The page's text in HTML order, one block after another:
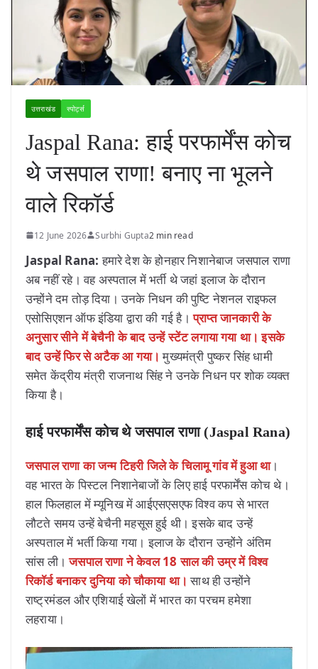
उत्तराखंड स्पोर्ट्स
Jaspal Rana: हाई परफार्मेंस कोच
थे जसपाल राणा! बनाए ना भूलने
वाले रिकॉर्ड
12 June 2026 Surbhi Gupta2 min read
Jaspal Rana:हमारे देश के होनहार निशानेबाज जसपाल राणा
अब नहीं रहे। वह अस्पताल में भर्ती थे जहां इलाज के दौरान
उन्होंने दम तोड़ दिया। उनके निधन की पुष्टि नेशनल राइफल
एसोसिएशन ऑफ इंडिया द्वारा की गई है। प्राप्त जानकारी के
अनुसार सीने में बेचैनी के बाद उन्हें स्टेंट लगाया गया था। इसके
बाद उन्हें फिर से अटैक आ गया।मुख्यमंत्री पुष्कर सिंह धामी
समेत केंद्रीय मंत्री राजनाथ सिंह ने उनके निधन पर शोक व्यक्त
किया है।
हाई परफार्मेंस कोच थे जसपाल राणा (Jaspal Rana)
जसपाल राणा का जन्म टिहरी जिले के चिलामू गांव में हुआ था।
वह भारत के पिस्टल निशानेबाजों के लिए हाई परफार्मेंस कोच थे।
हाल फिलहाल में म्यूनिख में आईएसएसएफ विश्व कप से भारत
लौटते समय उन्हें बेचैनी महसूस हुई थी। इसके बाद उन्हें
अस्पताल में भर्ती किया गया। इलाज के दौरान उन्होंने अंतिम
सांस ली। जसपाल राणा ने केवल 18 साल की उम्र में विश्व
रिकॉर्ड बनाकर दुनिया को चौकाया था। साथ ही उन्होंने
राष्ट्रमंडल और एशियाई खेलों में भारत का परचम हमेशा
लहराया।